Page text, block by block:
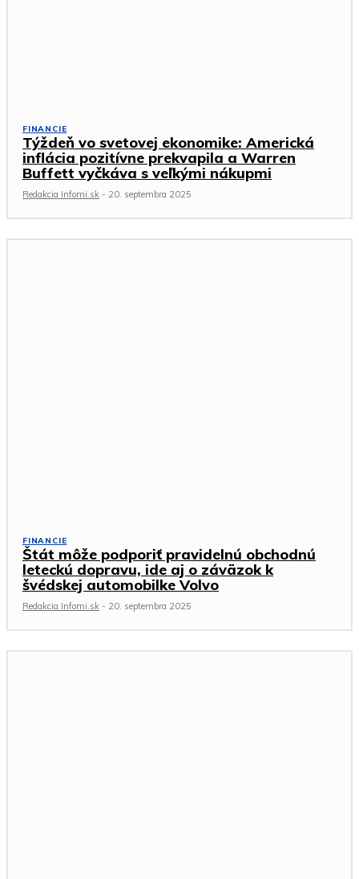
FINANCIE
Týždeň vo svetovej ekonomike: Americká
inflácia pozitívne prekvapila a Warren
Buffett vyčkáva s veľkými nákupmi
Redakcia Infomi.sk - 20. septembra 2025
FINANCIE
Štát môže podporiť pravidelnú obchodnú
leteckú dopravu, ide aj o záväzok k
švédskej automobilke Volvo
Redakcia Infomi.sk - 20. septembra 2025